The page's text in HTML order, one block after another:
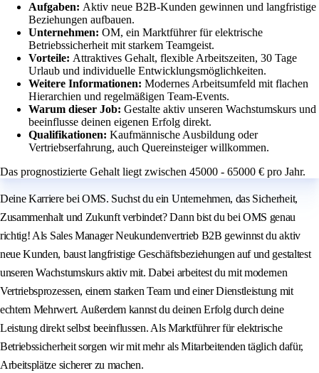
Aufgaben: Aktiv neue B2B-Kunden gewinnen und langfristige
Beziehungen aufbauen.
Unternehmen: OM, ein Marktführer für elektrische
Betriebssicherheit mit starkem Teamgeist.
Vorteile: Attraktives Gehalt, flexible Arbeitszeiten, 30 Tage
Urlaub und individuelle Entwicklungsmöglichkeiten.
Weitere Informationen: Modernes Arbeitsumfeld mit flachen
Hierarchien und regelmäßigen Team-Events.
Warum dieser Job: Gestalte aktiv unseren Wachstumskurs und
beeinflusse deinen eigenen Erfolg direkt.
Qualifikationen: Kaufmännische Ausbildung oder
Vertriebserfahrung, auch Quereinsteiger willkommen.
Das prognostizierte Gehalt liegt zwischen 45000 - 65000 € pro Jahr.
Deine Karriere bei OMS. Suchst du ein Unternehmen, das Sicherheit,
Zusammenhalt und Zukunft verbindet? Dann bist du bei OMS genau
richtig! Als Sales Manager Neukundenvertrieb B2B gewinnst du aktiv
neue Kunden, baust langfristige Geschäftsbeziehungen auf und gestaltest
unseren Wachstumskurs aktiv mit. Dabei arbeitest du mit modernen
Vertriebsprozessen, einem starken Team und einer Dienstleistung mit
echtem Mehrwert. Außerdem kannst du deinen Erfolg durch deine
Leistung direkt selbst beeinflussen. Als Marktführer für elektrische
Betriebssicherheit sorgen wir mit mehr als Mitarbeitenden täglich dafür,
Arbeitsplätze sicherer zu machen.